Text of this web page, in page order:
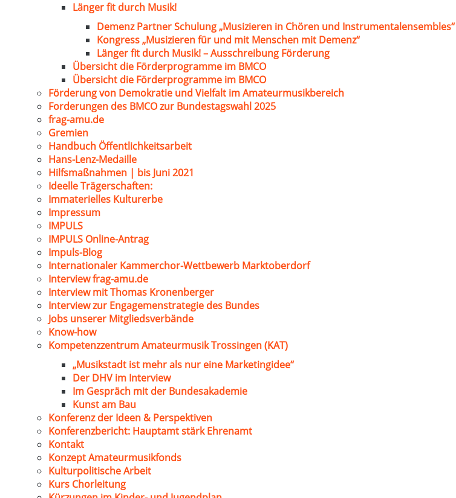
Länger fit durch Musik!
Demenz Partner Schulung „Musizieren in Chören und Instrumentalensembles“
Kongress „Musizieren für und mit Menschen mit Demenz“
Länger fit durch Musik! – Ausschreibung Förderung
Übersicht die Förderprogramme im BMCO
Übersicht die Förderprogramme im BMCO
Förderung von Demokratie und Vielfalt im Amateurmusikbereich
Forderungen des BMCO zur Bundestagswahl 2025
frag-amu.de
Gremien
Handbuch Öffentlichkeitsarbeit
Hans-Lenz-Medaille
Hilfsmaßnahmen | bis Juni 2021
Ideelle Trägerschaften:
Immaterielles Kulturerbe
Impressum
IMPULS
IMPULS Online-Antrag
Impuls-Blog
Internationaler Kammerchor-Wettbewerb Marktoberdorf
Interview frag-amu.de
Interview mit Thomas Kronenberger
Interview zur Engagemenstrategie des Bundes
Jobs unserer Mitgliedsverbände
Know-how
Kompetenzzentrum Amateurmusik Trossingen (KAT)
„Musikstadt ist mehr als nur eine Marketingidee“
Der DHV im Interview
Im Gespräch mit der Bundesakademie
Kunst am Bau
Konferenz der Ideen & Perspektiven
Konferenzbericht: Hauptamt stärk Ehrenamt
Kontakt
Konzept Amateurmusikfonds
Kulturpolitische Arbeit
Kurs Chorleitung